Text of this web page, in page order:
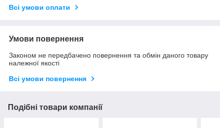
Всі умови оплати
Умови повернення
Законом не передбачено повернення та обмін даного товару
належної якості
Всі умови повернення
Подібні товари компанії